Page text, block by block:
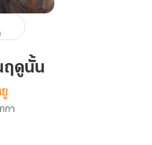
ฤดูนั้น
กา